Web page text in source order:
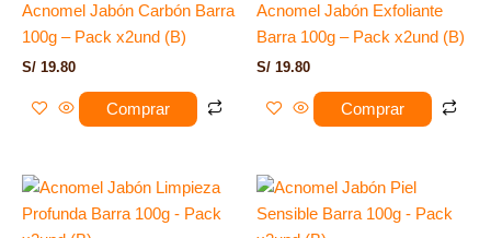
Acnomel Jabón Carbón Barra
100g – Pack x2und (B)
S/ 19.80
Comprar
Acnomel Jabón Exfoliante
Barra 100g – Pack x2und (B)
S/ 19.80
Comprar